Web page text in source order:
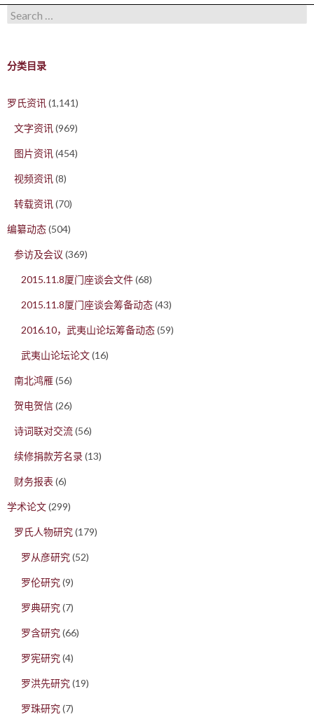
Search for:
分类目录
罗氏资讯(1,141)
文字资讯(969)
图片资讯(454)
视频资讯(8)
转载资讯(70)
编纂动态(504)
参访及会议 (369)
2015.11.8厦门座谈会文件(68)
2015.11.8厦门座谈会筹备动态(43)
2016.10，武夷山论坛筹备动态(59)
武夷山论坛论文(16)
南北鸿雁(56)
贺电贺信(26)
诗词联对交流(56)
续修捐款芳名录(13)
财务报表 (6)
学术论文(299)
罗氏人物研究(179)
罗从彦研究(52)
罗伦研究(9)
罗典研究(7)
罗含研究(66)
罗宪研究(4)
罗洪先研究(19)
罗珠研究(7)